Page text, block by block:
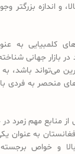
و اندازه بزرگتر
کلمبیایی به
بازار جهانی
می‌تواند باشد،
منحصر به فردی
از منابع مهم زمرد
به عنوان
و خواص